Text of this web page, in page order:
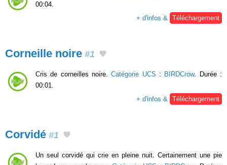
00:04.
+ d'infos & Téléchargement
Corneille noire #1
Cris de corneilles noire.Catégorie UCS : BIRDCrow. Durée :
00:01.
+ d'infos &
Téléchargement
Corvidé #1
Un seul corvidé qui crie en pleine nuit. Certainement une pie